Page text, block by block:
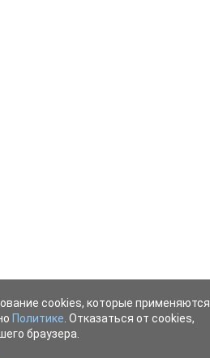
cookies, которые применяются
Политике . Отказаться от cookies,
браузера.